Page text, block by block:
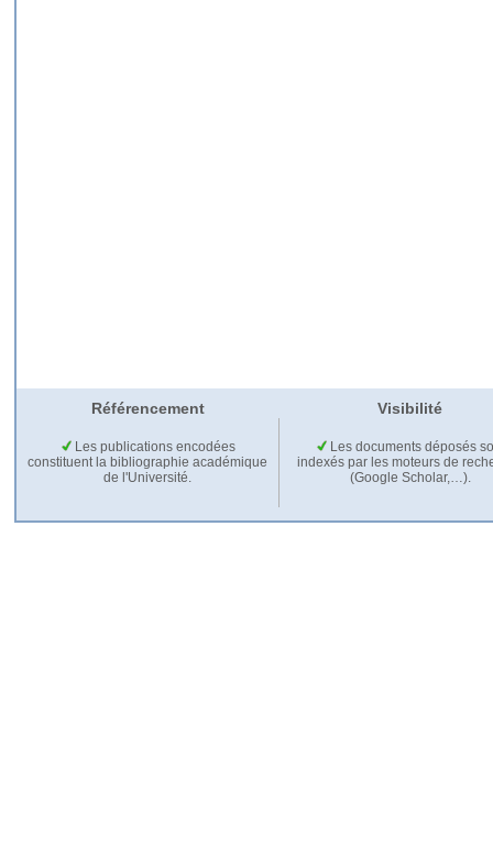
Référencement Visibilité
Les publications encodées
constituent la bibliographie académique
de l'Université.
Les documents déposés
indexés par les moteurs de
(Google Scholar,…).